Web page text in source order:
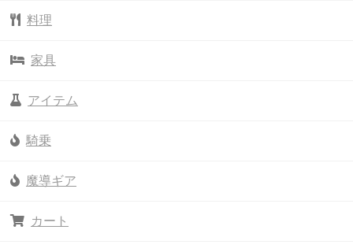
料理
家具
アイテム
騎乗
魔導ギア
カート